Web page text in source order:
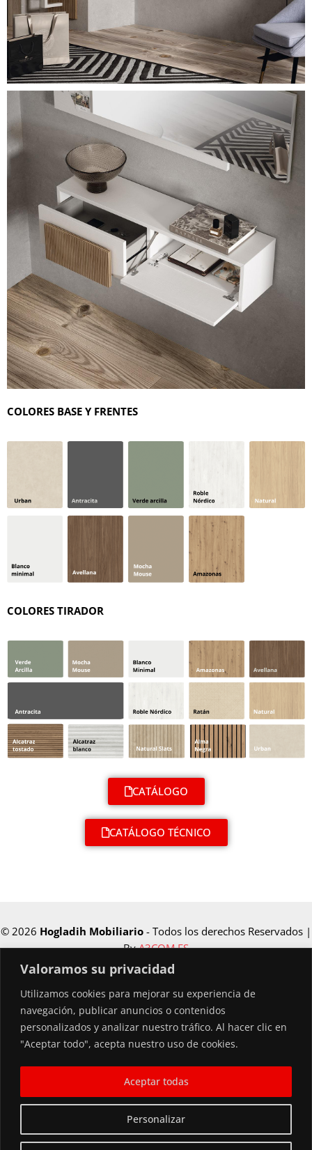
Valoramos su privacidad
Utilizamos cookies para mejorar su experiencia de
navegación, publicar anuncios o contenidos
personalizados y analizar nuestro tráfico. Al hacer clic en
"Aceptar todo", acepta nuestro uso de cookies.
Personalizar
Aceptar todas
COLORES BASE Y FRENTES
COLORES TIRADOR
CATÁLOGO
CATÁLOGO TÉCNICO
© 2026 Hogladih Mobiliario - Todos los derechos Reservados |
ByA3COM.ES
Financiado por la Unión Europea –
NextGenerationEU